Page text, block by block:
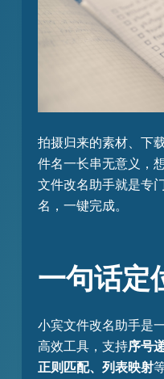
拍摄归来的素材、下
件名一长串无意义，
文件改名助手就是专
名，一键完成。
一句话定
小宾文件改名助手是
高效工具，支持序号
正则匹配、列表映射